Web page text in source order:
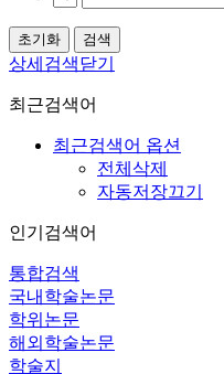
상세검색닫기
최근검색어
최근검색어 옵션
전체삭제
자동저장끄기
인기검색어
통합검색
국내학술논문
학위논문
해외학술논문
학술지